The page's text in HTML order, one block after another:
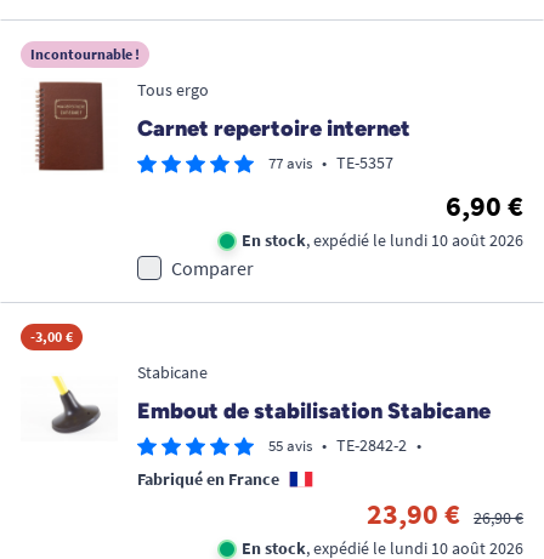
Incontournable !
Tous ergo
Carnet repertoire internet
77 avis • TE-5357
6,90 €
En stock, expédié le lundi 10 août 2026
Comparer
-3,00 €
Stabicane
Embout de stabilisation Stabicane
55 avis • TE-2842-2 •
Fabriqué en France
23,90 €
26,90 €
En stock, expédié le lundi 10 août 2026